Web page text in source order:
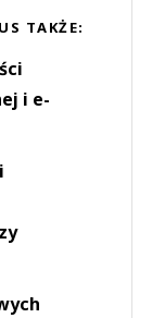
TAKŻE:
i e-